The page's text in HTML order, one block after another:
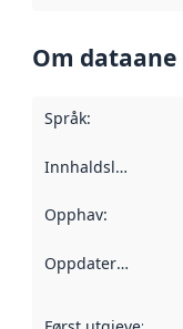
Om dataane
Språk:
Innhaldsleverandørar
Opphav:
Oppdateringsfrekvens